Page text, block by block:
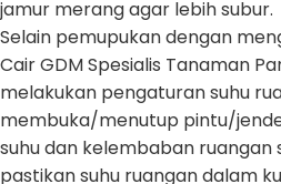
jamur merang agar lebih subur.
Selain pemupukan dengan
Cair GDM Spesialis Tanaman
melakukan pengaturan suhu
membuka/menutup pintu/
suhu dan kelembaban ruangan
pastikan suhu ruangan dalam